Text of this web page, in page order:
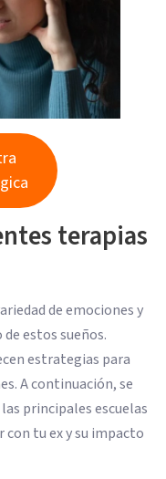
terapias
de emociones y
estos sueños.
estrategias para
A continuación, se
principales escuelas
tu ex y su impacto